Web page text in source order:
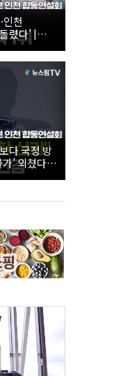
천
렸다’ |
위원 후
다 국정 방
’ 외쳤다 |
위원 후